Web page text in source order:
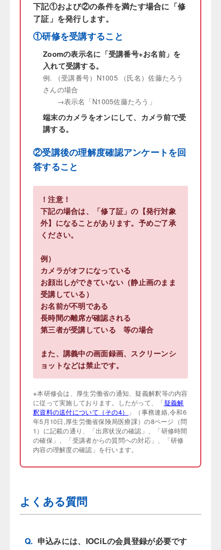
下記①および②の条件を満たす場合に「修
了証」を発行します。
①研修を受講すること
Zoomの表示名に「受講番号+お名前」を
入れて受講する。
例. （受講番号）N1005 （氏名）佐藤たろう
さんの場合
→表示名「N1005佐藤たろう」
端末のカメラをオンにして、カメラ前で受
講する。
②受講後の理解度確認アンケートを回
答すること
！注意！
下記の場合は、「修了証」の【発行対象
外】になることがあります。予めご了承
ください。
例）
カメラがオフになっている
お顔出しができていない（静止画のまま
受講している）
お名前が不明である
長時間の離席が確認される
第三者が受講している 等の場合
また、講義中の画面録画、スクリーンシ
ョットなどは禁止です。
※本研修会は、厚生労働省の通知、疑義解釈等の内容
に従って実施しております。したがって、「疑義解
釈資料の送付について（その4）
」（事務連絡,令和6
年5月10日,厚生労働省保険局医療課）の8ページ（問
1）に記載の通り、「出席状況の確認」、「研修時間
の確保」、「受講者からの質問への対応」、「研修
内容の理解度の確認」を行います。
よくある質問
Q. 申込みには、IOCiLの会員登録が必要です